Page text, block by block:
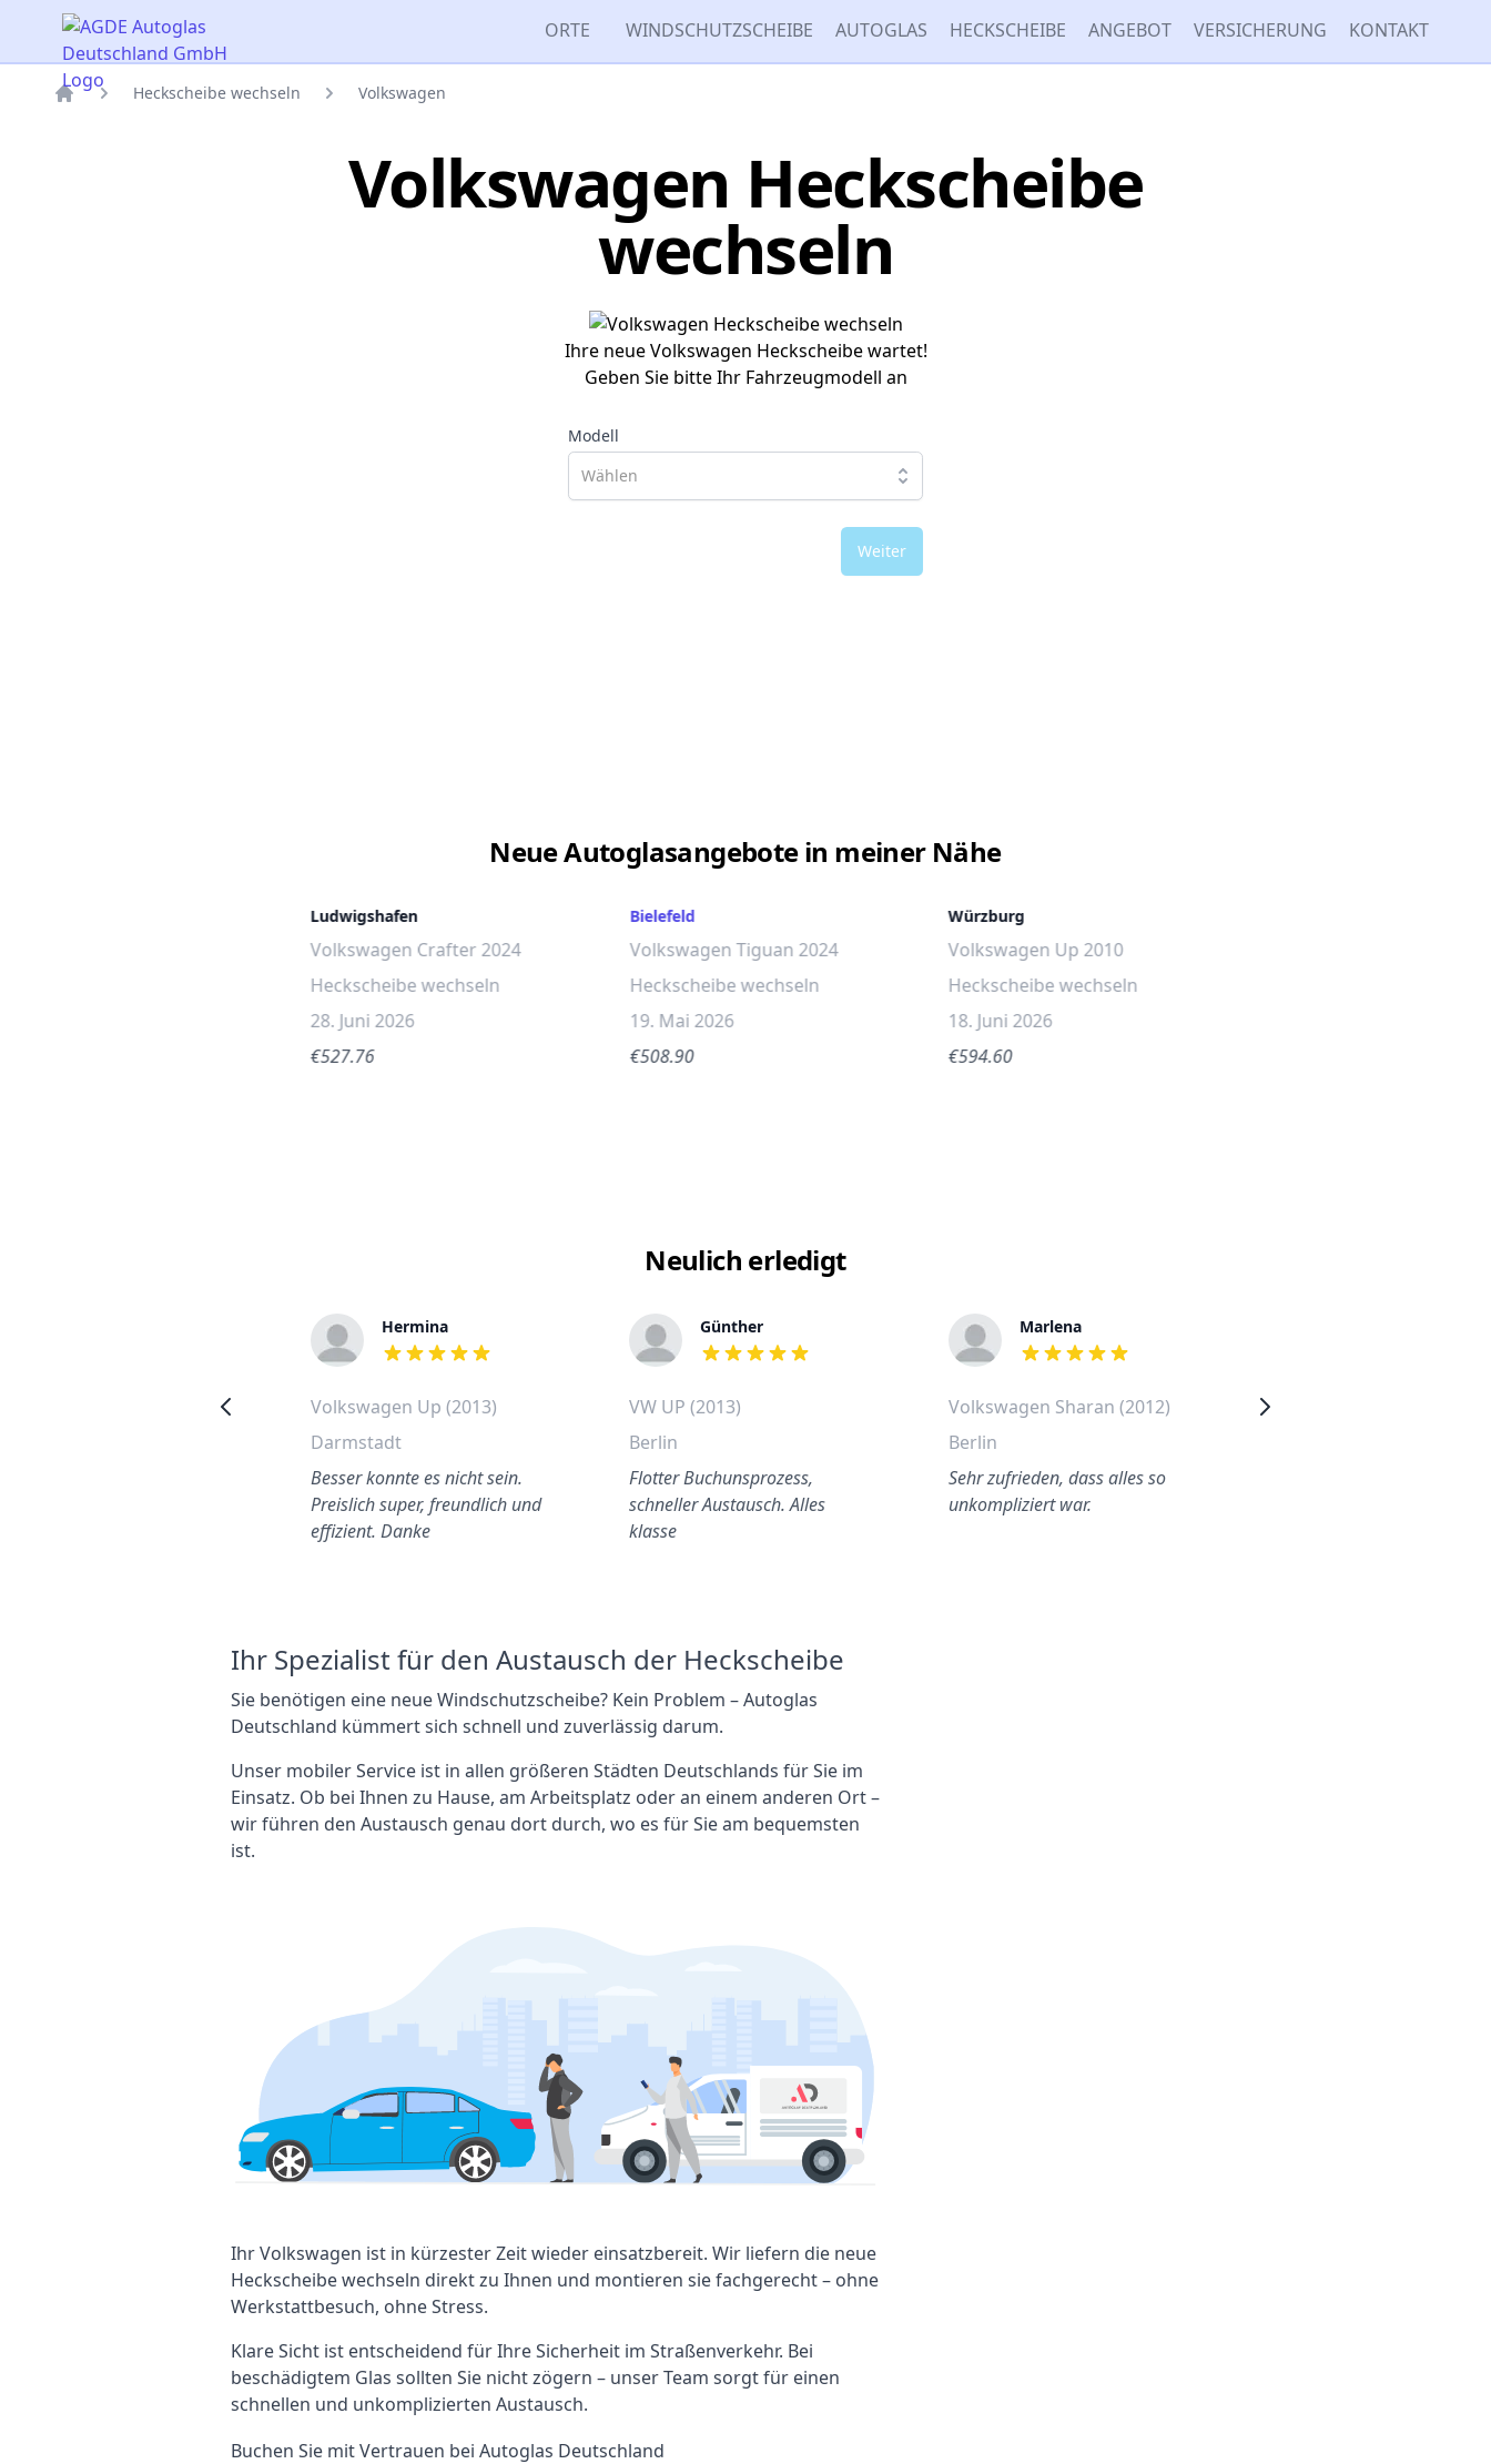
AGDE Autoglas Deutschland GmbH ORTE WINDSCHUTZSCHEIBE AUTOGLAS HECKSCHEIBE ANGEBOT VERSICHERUNG KONTAKT
Heckscheibe wechseln Volkswagen
Volkswagen Heckscheibe
wechseln
Ihre neue Volkswagen Heckscheibe wartet!
Geben Sie bitte Ihr Fahrzeugmodell an
Modell
Weiter
Neue Autoglasangebote in meiner Nähe
Ludwigshafen
Volkswagen Crafter 2024
Heckscheibe wechseln
28. Juni 2026
€527.76
Bielefeld
Volkswagen Tiguan 2024
Heckscheibe wechseln
19. Mai 2026
€508.90
Würzburg
Volkswagen Up 2010
Heckscheibe wechseln
18. Juni 2026
€594.60
Neulich erledigt
Hermina
out of 5 stars
Volkswagen Up (2013)
Darmstadt
Besser konnte es nicht sein.
Preislich super, freundlich und
effizient. Danke
Günther
out of 5 stars
VW UP (2013)
Berlin
Flotter Buchunsprozess,
schneller Austausch. Alles
klasse
Marlena
out of 5 stars
Volkswagen Sharan (2012)
Berlin
Sehr zufrieden, dass alles so
unkompliziert war.
Volkswagen Up (2013)
Ihr Spezialist für den Austausch der Heckscheibe
Sie benötigen eine neue Windschutzscheibe? Kein Problem – Autoglas
Deutschland kümmert sich schnell und zuverlässig darum.
Unser mobiler Service ist in allen größeren Städten Deutschlands für Sie im
Einsatz. Ob bei Ihnen zu Hause, am Arbeitsplatz oder an einem anderen Ort –
wir führen den Austausch genau dort durch, wo es für Sie am bequemsten
ist.
Ihr Volkswagen ist in kürzester Zeit wieder einsatzbereit. Wir liefern die neue
Heckscheibe wechseln direkt zu Ihnen und montieren sie fachgerecht – ohne
Werkstattbesuch, ohne Stress.
Klare Sicht ist entscheidend für Ihre Sicherheit im Straßenverkehr. Bei
beschädigtem Glas sollten Sie nicht zögern – unser Team sorgt für einen
schnellen und unkomplizierten Austausch.
Buchen Sie mit Vertrauen bei Autoglas Deutschland